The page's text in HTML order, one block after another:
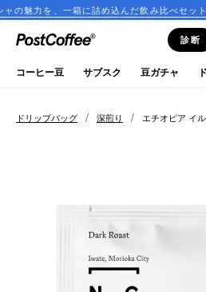
箱に詰め込んだ飲み比べセットが登場！
診断
close
ログイン
新規会員登録
keyboard_arrow_right
ドリップバッグ / 深煎り / エチオピア イ
ュド
コーヒー豆 サブスク 豆ガチャ